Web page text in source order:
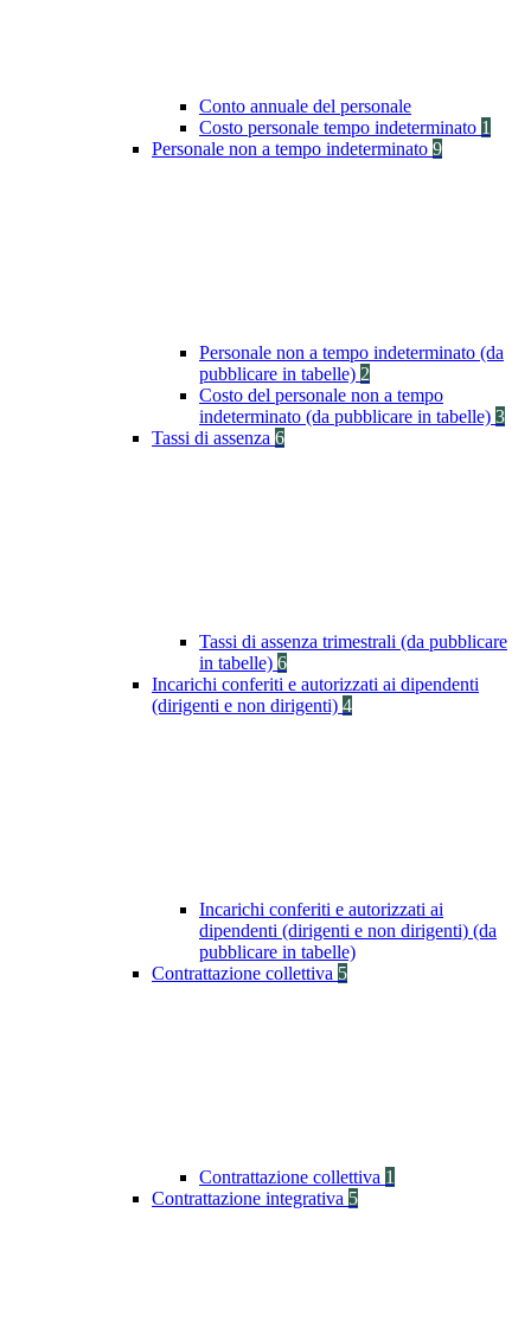
Conto annuale del personale
Costo personale tempo indeterminato 1
Personale non a tempo indeterminato 9
Personale non a tempo indeterminato (da
pubblicare in tabelle) 2
Costo del personale non a tempo
indeterminato (da pubblicare in tabelle) 3
Tassi di assenza 6
Tassi di assenza trimestrali (da pubblicare
in tabelle) 6
Incarichi conferiti e autorizzati ai dipendenti
(dirigenti e non dirigenti) 4
Incarichi conferiti e autorizzati ai
dipendenti (dirigenti e non dirigenti) (da
pubblicare in tabelle)
Contrattazione collettiva 5
Contrattazione collettiva 1
Contrattazione integrativa 5